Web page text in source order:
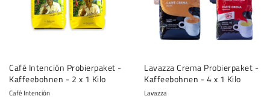
Café Intención Probierpaket -
Kaffeebohnen - 2 x 1 Kilo
Café Intención
Lavazza Crema Probierpaket -
Kaffeebohnen - 4 x 1 Kilo
Lavazza